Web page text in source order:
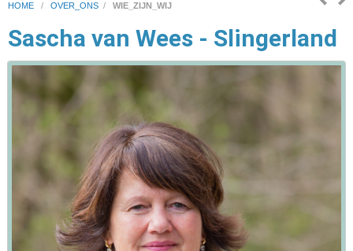
HOME / OVER_ONS / WIE_ZIJN_WIJ
Sascha van Wees - Slingerland